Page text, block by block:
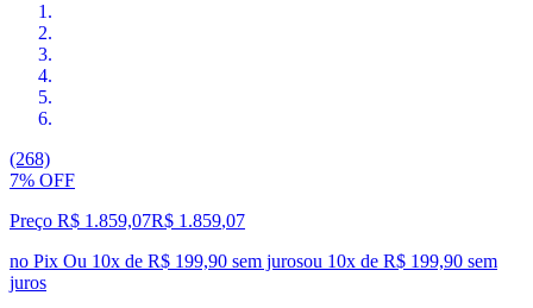
(268)
7% OFF
Preço R$ 1.859,07R$ 1.859,07
no Pix Ou 10x de R$ 199,90 sem jurosou 10x de R$ 199,90 sem
juros